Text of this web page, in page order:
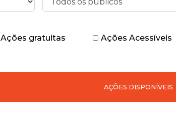
Ações gratuitas Ações Acessíveis
AÇÕES DISPONÍVEIS